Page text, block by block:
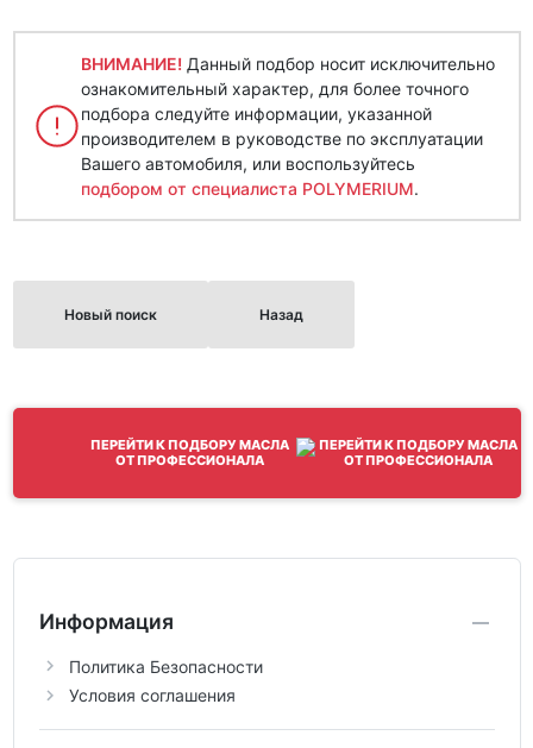
ВНИМАНИЕ! Данный подбор носит исключительно
ознакомительный характер, для более точного
подбора следуйте информации, указанной
производителем в руководстве по эксплуатации
Вашего автомобиля, или воспользуйтесь
подбором от специалиста POLYMERIUM.
Новый поиск Назад
ПЕРЕЙТИ К ПОДБОРУ МАСЛА
ОТ ПРОФЕССИОНАЛА
Информация
Политика Безопасности
Условия соглашения